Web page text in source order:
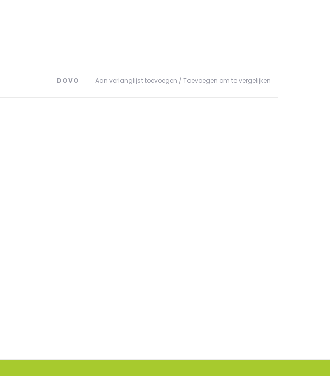
Aan verlanglijst toevoegen / Toevoegen om te vergelijken
DOVO